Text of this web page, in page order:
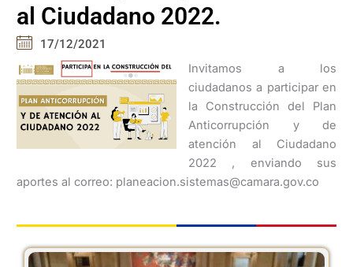
al Ciudadano 2022.
17/12/2021
Invitamos a los
ciudadanos a participar en
la Construcción del Plan
Anticorrupción y de
atención al Ciudadano
2022 , enviando sus
aportes al correo: planeacion.sistemas@camara.gov.co